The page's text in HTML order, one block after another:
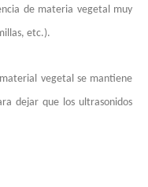
de materia vegetal muy
etc.).
vegetal se mantiene
dejar que los ultrasonidos